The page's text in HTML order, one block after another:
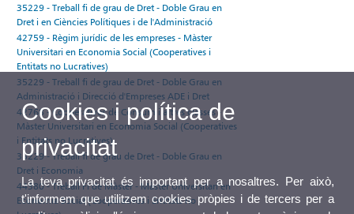
35229 - Treball fi de grau de Dret - Doble Grau en
Dret i en Ciències Polítiques i de l'Administració
42759 - Règim jurídic de les empreses - Màster
Universitari en Economia Social (Cooperatives i
Entitats no Lucratives)
35229 - Treball fi de grau de Dret - Doble Grau en
Administració i Direcció d'Empreses ADE i Dret
42768 - Cooperatives de Consum i altres classes -
Màster Universitari en Economia Social (Cooperatives
i Entitats no Lucratives)
35229 - Treball fi de grau de Dret - Doble Grau en
Dret i Economia
44380 - Treball Fi de Màster - Màster Universitari en
Economia Social (Cooperatives i Entitats no
Cookies i política de
privacitat
La teva privacitat és important per a nosaltres. Per això,
t'informem que utilitzem cookies pròpies i de tercers per a